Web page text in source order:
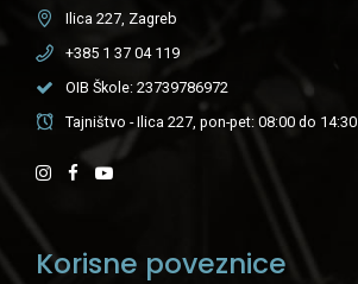
Ilica 227, Zagreb
+385 1 37 04 119
OIB Škole: 23739786972
Tajništvo - Ilica 227, pon-pet: 08:00 do 14:30
Korisne poveznice